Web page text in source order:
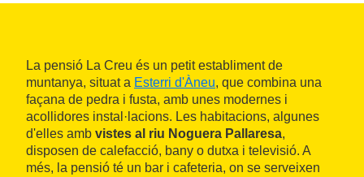
La pensió La Creu és un petit establiment de
muntanya, situat a Esterri d'Àneu, que combina una
façana de pedra i fusta, amb unes modernes i
acollidores instal·lacions. Les habitacions, algunes
d'elles amb vistes al riu Noguera Pallaresa,
disposen de calefacció, bany o dutxa i televisió. A
més, la pensió té un bar i cafeteria, on se serveixen